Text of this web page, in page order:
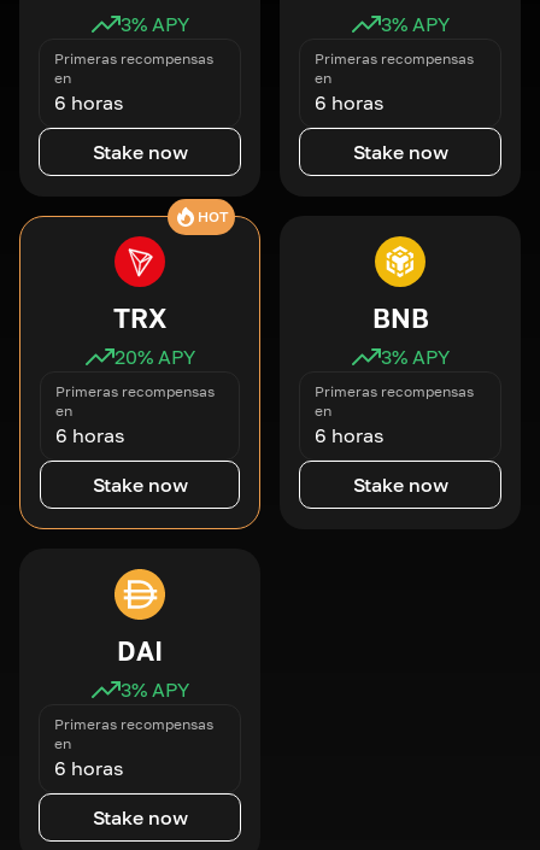
3% APY
Primeras recompensas
en
6 horas
Stake now
3% APY
Primeras recompensas
en
6 horas
Stake now
HOT
TRX
20% APY
Primeras recompensas
en
6 horas
Stake now
BNB
3% APY
Primeras recompensas
en
6 horas
Stake now
DAI
3% APY
Primeras recompensas
en
6 horas
Stake now